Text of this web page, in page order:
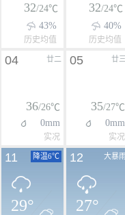
32/24℃
43%
历史均值
32/24℃
40%
历史均值
廿二
04
36/26℃
0mm
实况
廿三
05
35/27℃
0mm
实况
降温6℃
11
29°
大暴
12
27°